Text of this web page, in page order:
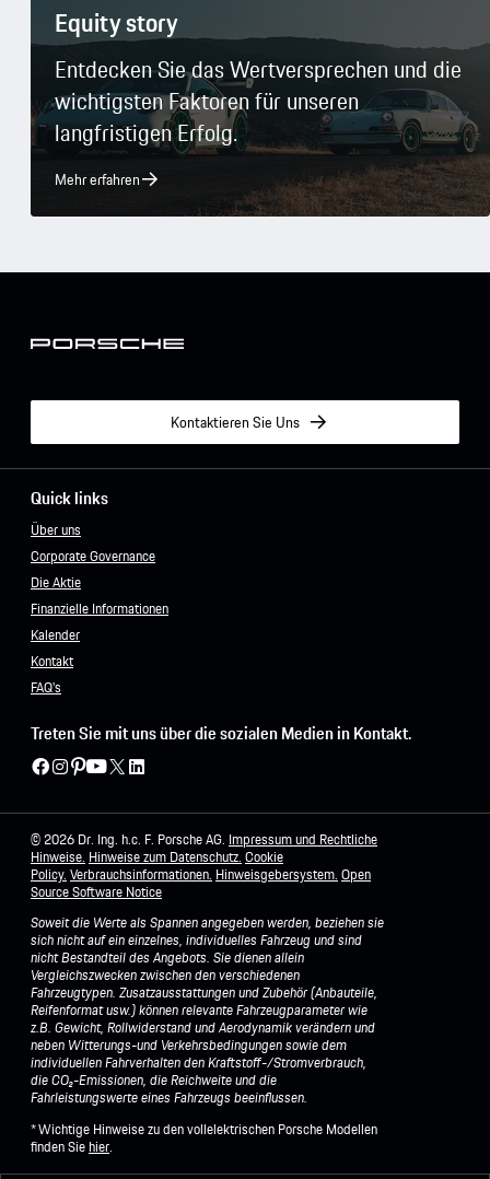
Equity story
Entdecken Sie das Wertversprechen und die
wichtigsten Faktoren für unseren
langfristigen Erfolg.
Mehr erfahren
Kontaktieren Sie Uns
Quick links
Über uns
Corporate Governance
Die Aktie
Finanzielle Informationen
Kalender
Kontakt
FAQ's
Treten Sie mit uns über die sozialen Medien in Kontakt.
© 2026 Dr. Ing. h.c. F. Porsche AG. Impressum und Rechtliche
Hinweise. Hinweise zum Datenschutz.Cookie
Policy.Verbrauchsinformationen. Hinweisgebersystem.Open
Source Software Notice
Soweit die Werte als Spannen angegeben werden, beziehen sie
sich nicht auf ein einzelnes, individuelles Fahrzeug und sind
nicht Bestandteil des Angebots. Sie dienen allein
Vergleichszwecken zwischen den verschiedenen
Fahrzeugtypen. Zusatzausstattungen und Zubehör (Anbauteile,
Reifenformat usw.) können relevante Fahrzeugparameter wie
z.B. Gewicht, Rollwiderstand und Aerodynamik verändern und
neben Witterungs-und Verkehrsbedingungen sowie dem
individuellen Fahrverhalten den Kraftstoff-/Stromverbrauch,
die CO₂-Emissionen, die Reichweite und die
Fahrleistungswerte eines Fahrzeugs beeinflussen.
* Wichtige Hinweise zu den vollelektrischen Porsche Modellen
finden Siehier.